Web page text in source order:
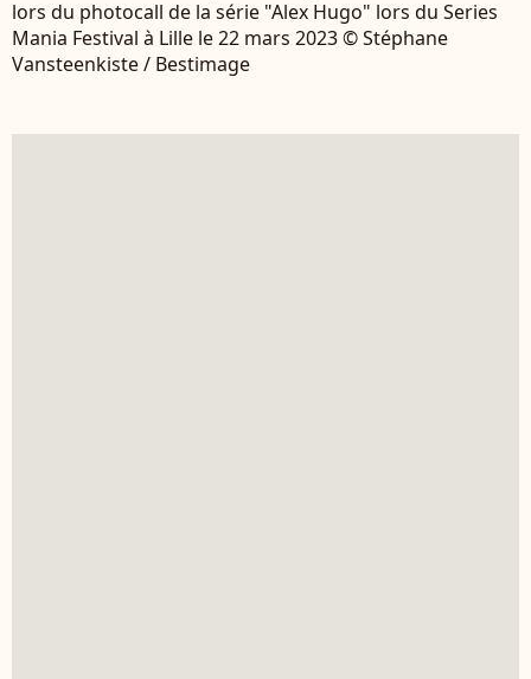
lors du photocall de la série "Alex Hugo" lors du Series
Mania Festival à Lille le 22 mars 2023 © Stéphane
Vansteenkiste / Bestimage